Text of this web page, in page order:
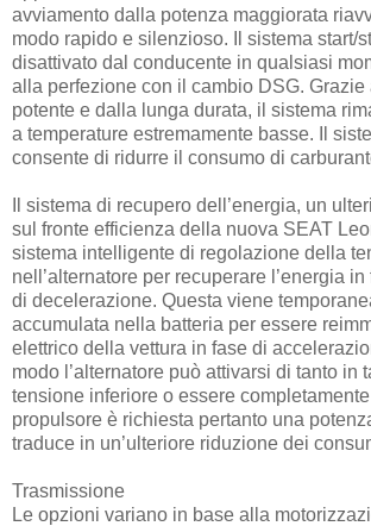
avviamento dalla potenza maggiorata
modo rapido e silenzioso. Il sistema start/
disattivato dal conducente in qualsiasi
alla perfezione con il cambio DSG. Grazie
potente e dalla lunga durata, il sistema
a temperature estremamente basse. Il
consente di ridurre il consumo di
Il sistema di recupero dell’energia, un
sul fronte efficienza della nuova SEAT
sistema intelligente di regolazione della
nell’alternatore per recuperare l’energia
di decelerazione. Questa viene
accumulata nella batteria per essere
elettrico della vettura in fase di
modo l’alternatore può attivarsi di tanto in
tensione inferiore o essere completamente
propulsore è richiesta pertanto una
traduce in un’ulteriore riduzione dei
Trasmissione
Le opzioni variano in base alla